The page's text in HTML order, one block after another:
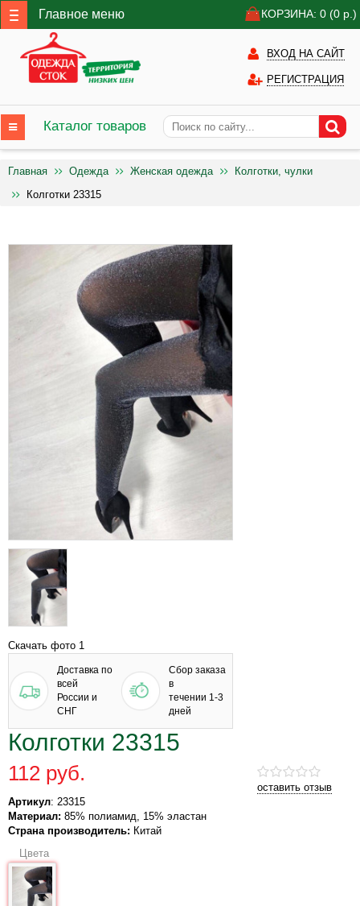
Главное меню КОРЗИНА: 0 (0 р.)
ВХОД НА САЙТ
РЕГИСТРАЦИЯ
Каталог товаров
Главная Одежда Женская одежда
Колготки, чулки
Колготки 23315
Скачать фото 1
Доставка по
всей
России и
СНГ
Сбор заказа
в
течении 1-3
дней
Колготки 23315
оставить отзыв
112 руб.
Артикул: 23315
Материал: 85% полиамид, 15% эластан
Страна производитель: Китай
Цвета